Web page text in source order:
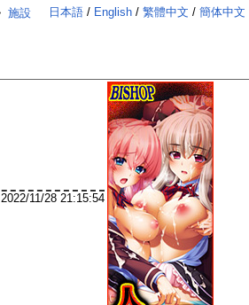
日本語 English 繁體中文 簡体中文
施設
2022/11/28 21:15:54